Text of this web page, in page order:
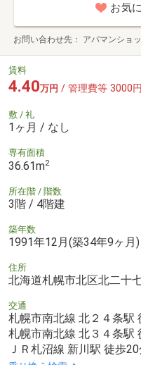
お気
お問い合わせ先 アパマンショ
賃料
4.40万円 / 管理費等 3000円
敷 / 礼
1ヶ月 / なし
専有面積
36.61m2
所在階 / 階数
3階 / 4階建
築年数
1991年12月(築34年9ヶ月)
住所
北海道札幌市北区北二十
交通
札幌市南北線 北２４条駅
札幌市南北線 北３４条駅
ＪＲ札沼線 新川駅 徒歩20